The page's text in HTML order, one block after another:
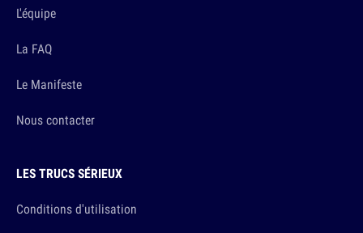
L'équipe
La FAQ
Le Manifeste
Nous contacter
LES TRUCS SÉRIEUX
Conditions d'utilisation